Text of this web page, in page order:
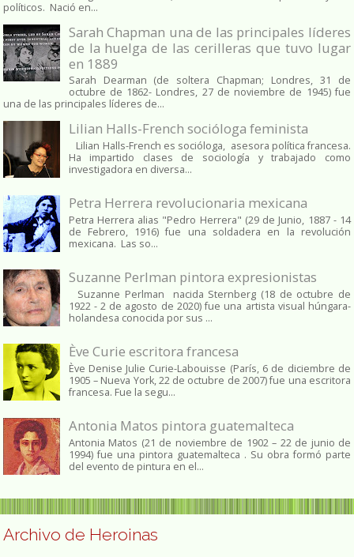
políticos. Nació en...
Sarah Chapman una de las principales líderes
de la huelga de las cerilleras que tuvo lugar
en 1889
Sarah Dearman (de soltera Chapman; Londres, 31 de
octubre de 1862​- Londres, 27 de noviembre de 1945)​ fue
una de las principales líderes de...
Lilian Halls-French socióloga feminista
Lilian Halls-French es socióloga, asesora política francesa.
Ha impartido clases de sociología y trabajado como
investigadora en diversa...
Petra Herrera revolucionaria mexicana
Petra Herrera alias "Pedro Herrera" (29 de Junio, 1887 - 14
de Febrero, 1916) fue una soldadera en la revolución
mexicana. Las so...
Suzanne Perlman pintora expresionistas
Suzanne Perlman nacida Sternberg (18 de octubre de
1922 - 2 de agosto de 2020) fue una artista visual húngara-
holandesa conocida por sus ...
Ève Curie escritora francesa
Ève Denise Julie Curie-Labouisse (París, 6 de diciembre de
1905 – Nueva York, 22 de octubre de 2007) fue una escritora
francesa. Fue la segu...
Antonia Matos pintora guatemalteca
Antonia Matos (21 de noviembre de 1902 – 22 de junio de
1994) fue una pintora guatemalteca . Su obra formó parte
del evento de pintura en el...
Archivo de Heroinas